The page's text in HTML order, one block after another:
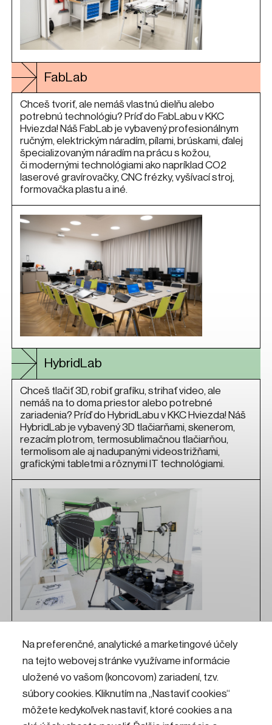
Na preferenčné, analytické a marketingové účely
na tejto webovej stránke využívame informácie
uložené vo vašom (koncovom) zariadení, tzv.
súbory cookies. Kliknutím na „Nastaviť cookies“
môžete kedykoľvek nastaviť, ktoré cookies a na
FabLab
Chceš tvoriť, ale nemáš vlastnú dielňu alebo
potrebnú technológiu? Príď do FabLabu v KKC
Hviezda! Náš FabLab je vybavený profesionálnym
ručným, elektrickým náradím, pílami, brúskami, ďalej
špecializovaným náradím na prácu s kožou,
či modernými technológiami ako napríklad CO2
laserové gravírovačky, CNC frézky, vyšívací stroj,
formovačka plastu a iné.
HybridLab
Chceš tlačiť 3D, robiť grafiku, strihať video, ale
nemáš na to doma priestor alebo potrebné
zariadenia? Príď do HybridLabu v KKC Hviezda! Náš
HybridLab je vybavený 3D tlačiarňami, skenerom,
rezacím plotrom, termosublimačnou tlačiarňou,
termolisom ale aj nadupanými videostrižňami,
grafickými tabletmi a rôznymi IT technológiami.
Fotoateliér
Chceš fotiť alebo nakrúcať ako profesionál? Príď do
Fotoateliéru v KKC Hviezda! Nájdeš tu profesionálnu
techniku od fotografických a filmových objektívov,
fotoaparátov a filmových kamier, zábleskových
a stálych LED svetiel so softboxami, až